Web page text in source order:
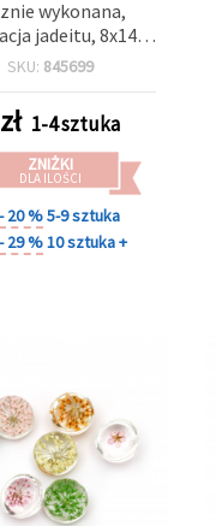
wykonana,
jadeitu, 8x14
szt. – komponent
kolczyków i
bransoletek
SKU: 845699
zł 1-4 sztuka
ZNIŻKI
DLA ILOŚCI
- 20 %5-9 sztuka
- 29 %10 sztuka +